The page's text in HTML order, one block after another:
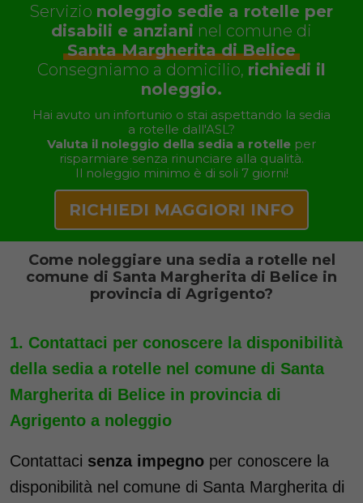
Servizio noleggio sedie a rotelle per
disabili e anziani nel comune di
Santa Margherita di Belice
Consegniamo a domicilio, richiedi il
noleggio.
Hai avuto un infortunio o stai aspettando la sedia
a rotelle dall'ASL?
Valuta il noleggio della sedia a rotelle per
risparmiare senza rinunciare alla qualità.
Il noleggio minimo è di soli 7 giorni!
RICHIEDI MAGGIORI INFO
Come noleggiare una sedia a rotelle nel
comune di Santa Margherita di Belice in
provincia di Agrigento?
Contattaci per conoscere la disponibilità
della sedia a rotelle nel comune di Santa
Margherita di Belice in provincia di
Agrigento a noleggio
Contattaci senza impegno per conoscere la
disponibilità nel comune di Santa Margherita di